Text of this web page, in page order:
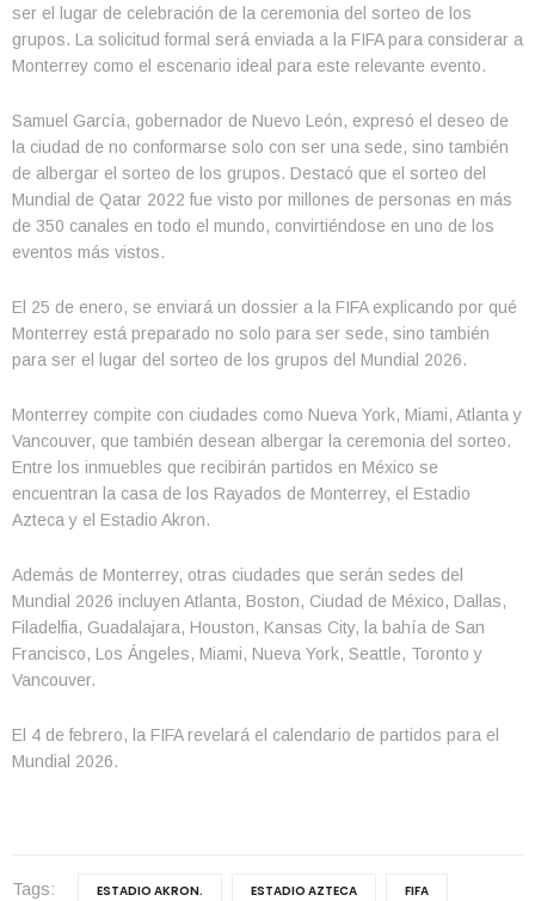
ser el lugar de celebración de la ceremonia del sorteo de los
grupos. La solicitud formal será enviada a la FIFA para considerar a
Monterrey como el escenario ideal para este relevante evento.
Samuel García, gobernador de Nuevo León, expresó el deseo de
la ciudad de no conformarse solo con ser una sede, sino también
de albergar el sorteo de los grupos. Destacó que el sorteo del
Mundial de Qatar 2022 fue visto por millones de personas en más
de 350 canales en todo el mundo, convirtiéndose en uno de los
eventos más vistos.
El 25 de enero, se enviará un dossier a la FIFA explicando por qué
Monterrey está preparado no solo para ser sede, sino también
para ser el lugar del sorteo de los grupos del Mundial 2026.
Monterrey compite con ciudades como Nueva York, Miami, Atlanta y
Vancouver, que también desean albergar la ceremonia del sorteo.
Entre los inmuebles que recibirán partidos en México se
encuentran la casa de los Rayados de Monterrey, el Estadio
Azteca y el Estadio Akron.
Además de Monterrey, otras ciudades que serán sedes del
Mundial 2026 incluyen Atlanta, Boston, Ciudad de México, Dallas,
Filadelfia, Guadalajara, Houston, Kansas City, la bahía de San
Francisco, Los Ángeles, Miami, Nueva York, Seattle, Toronto y
Vancouver.
El 4 de febrero, la FIFA revelará el calendario de partidos para el
Mundial 2026.
Tags: ESTADIO AKRON. ESTADIO AZTECA
FIFA